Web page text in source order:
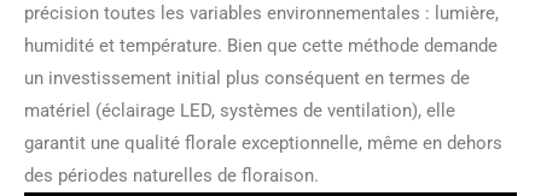
précision toutes les variables environnementales : lumière,
humidité et température. Bien que cette méthode demande
un investissement initial plus conséquent en termes de
matériel (éclairage LED, systèmes de ventilation), elle
garantit une qualité florale exceptionnelle, même en dehors
des périodes naturelles de floraison.